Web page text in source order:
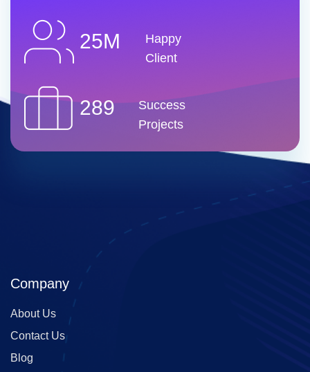
25M
Happy
Client
289
Success
Projects
Company
About Us
Contact Us
Blog